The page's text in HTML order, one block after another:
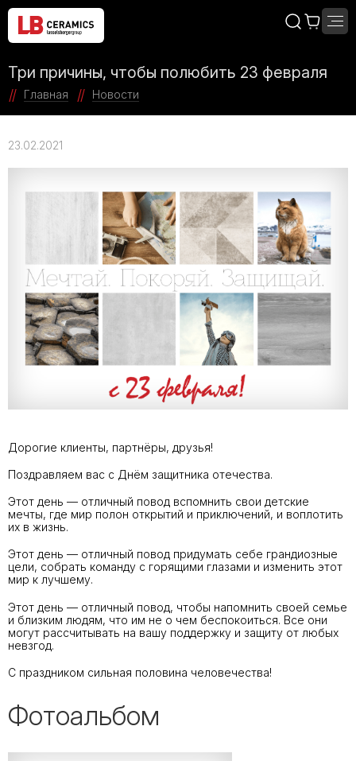
Три причины, чтобы полюбить 23 февраля
Главная Новости
23.02.2021
Дорогие клиенты, партнёры, друзья!
Поздравляем вас с Днём защитника отечества.
Этот день — отличный повод вспомнить свои детские
мечты, где мир полон открытий и приключений, и воплотить
их в жизнь.
Этот день — отличный повод придумать себе грандиозные
цели, собрать команду с горящими глазами и изменить этот
мир к лучшему.
Этот день — отличный повод, чтобы напомнить своей семье
и близким людям, что им не о чем беспокоиться. Все они
могут рассчитывать на вашу поддержку и защиту от любых
невзгод.
С праздником сильная половина человечества!
Фотоальбом